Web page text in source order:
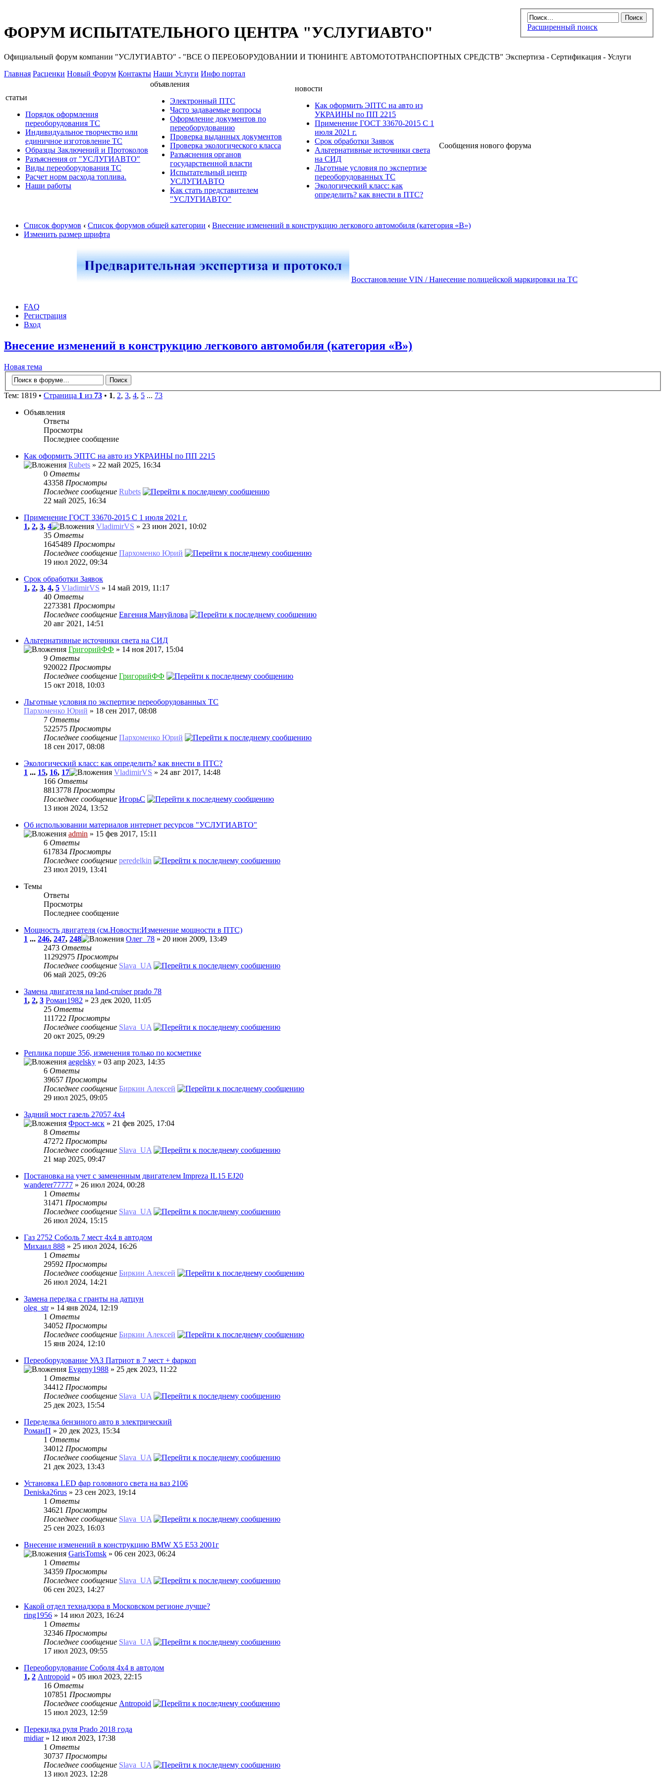
Расширенный поиск
ФОРУМ ИСПЫТАТЕЛЬНОГО ЦЕНТРА "УСЛУГИАВТО"
Официальный форум компании "УСЛУГИАВТО" - "ВСЕ О ПЕРЕОБОРУДОВАНИИ И ТЮНИНГЕ АВТОМОТОТРАНСПОРТНЫХ СРЕДСТВ" Экспертиза - Сертификация - Услуги
Главная Расценки Новый Форум Контакты Наши Услуги Инфо портал
статьи
Порядок оформления
переоборудования ТС
Индивидуальное творчество или
единичное изготовление ТС
Образцы Заключений и Протоколов
Разъяснения от "УСЛУГИАВТО"
Виды переоборудования ТС
Расчет норм расхода топлива.
Наши работы
объявления
Электронный ПТС
Часто задаваемые вопросы
Оформление документов по
переоборудованию
Проверка выданных документов
Проверка экологического класса
Разъяснения органов
государственной власти
Испытательный центр
УСЛУГИАВТО
Как стать представителем
"УСЛУГИАВТО"
новости
Как оформить ЭПТС на авто из
УКРАИНЫ по ПП 2215
Применение ГОСТ 33670-2015 С 1
июля 2021 г.
Срок обработки Заявок
Альтернативные источники света
на СИД
Льготные условия по экспертизе
переоборудованных ТС
Экологический класс: как
определить? как внести в ПТС?
Сообщения нового форума
Список форумов ‹ Список форумов общей категории ‹ Внесение изменений в конструкцию легкового автомобиля (категория «В»)
Изменить размер шрифта
Восстановление VIN / Нанесение полицейской маркировки на ТС
FAQ
Регистрация
Вход
Внесение изменений в конструкцию легкового автомобиля (категория «В»)
Новая тема
Тем: 1819 • Страница 1 из 73 • 1, 2, 3, 4, 5 ... 73
Объявления
Ответы
Просмотры
Последнее сообщение
Как оформить ЭПТС на авто из УКРАИНЫ по ПП 2215
Rubets » 22 май 2025, 16:34
0 Ответы
43358 Просмотры
Последнее сообщение Rubets
22 май 2025, 16:34
Применение ГОСТ 33670-2015 С 1 июля 2021 г.
1, 2, 3, 4 VladimirVS » 23 июн 2021, 10:02
35 Ответы
1645489 Просмотры
Последнее сообщение Пархоменко Юрий
19 июл 2022, 09:34
Срок обработки Заявок
1, 2, 3, 4, 5 VladimirVS » 14 май 2019, 11:17
40 Ответы
2273381 Просмотры
Последнее сообщение Евгения Мануйлова
20 авг 2021, 14:51
Альтернативные источники света на СИД
ГригорийФФ » 14 ноя 2017, 15:04
9 Ответы
920022 Просмотры
Последнее сообщение ГригорийФФ
15 окт 2018, 10:03
Льготные условия по экспертизе переоборудованных ТС
Пархоменко Юрий » 18 сен 2017, 08:08
7 Ответы
522575 Просмотры
Последнее сообщение Пархоменко Юрий
18 сен 2017, 08:08
Экологический класс: как определить? как внести в ПТС?
1 ... 15, 16, 17 VladimirVS » 24 авг 2017, 14:48
166 Ответы
8813778 Просмотры
Последнее сообщение ИгорьC
13 июн 2024, 13:52
Об использовании материалов интернет ресурсов "УСЛУГИАВТО"
admin » 15 фев 2017, 15:11
6 Ответы
617834 Просмотры
Последнее сообщение peredelkin
23 июл 2019, 13:41
Темы
Ответы
Просмотры
Последнее сообщение
Мощность двигателя (см.Новости:Изменение мощности в ПТС)
1 ... 246, 247, 248 Олег_78 » 20 июн 2009, 13:49
2473 Ответы
11292975 Просмотры
Последнее сообщение Slava_UA
06 май 2025, 09:26
Замена двигателя на land-cruiser prado 78
1, 2, 3 Роман1982 » 23 дек 2020, 11:05
25 Ответы
111722 Просмотры
Последнее сообщение Slava_UA
20 окт 2025, 09:29
Реплика порше 356, изменения только по косметике
aegelsky » 03 апр 2023, 14:35
6 Ответы
39657 Просмотры
Последнее сообщение Биркин Алексей
29 июл 2025, 09:05
Задний мост газель 27057 4х4
Фрост-мск » 21 фев 2025, 17:04
8 Ответы
47272 Просмотры
Последнее сообщение Slava_UA
21 мар 2025, 09:47
Постановка на учет с замененным двигателем Impreza IL15 EJ20
wanderer77777 » 26 июл 2024, 00:28
1 Ответы
31471 Просмотры
Последнее сообщение Slava_UA
26 июл 2024, 15:15
Газ 2752 Соболь 7 мест 4х4 в автодом
Михаил 888 » 25 июл 2024, 16:26
1 Ответы
29592 Просмотры
Последнее сообщение Биркин Алексей
26 июл 2024, 14:21
Замена передка с гранты на датцун
oleg_str» 14 янв 2024, 12:19
1 Ответы
34052 Просмотры
Последнее сообщение Биркин Алексей
15 янв 2024, 12:10
Переоборудование УАЗ Патриот в 7 мест + фаркоп
Evgeny1988 » 25 дек 2023, 11:22
1 Ответы
34412 Просмотры
Последнее сообщение Slava_UA
25 дек 2023, 15:54
Переделка бензиного авто в электрический
РоманП » 20 дек 2023, 15:34
1 Ответы
34012 Просмотры
Последнее сообщение Slava_UA
21 дек 2023, 13:43
Установка LED фар головного света на ваз 2106
Deniska26rus » 23 сен 2023, 19:14
1 Ответы
34621 Просмотры
Последнее сообщение Slava_UA
25 сен 2023, 16:03
Внесение изменений в конструкцию BMW X5 E53 2001г
GarisTomsk » 06 сен 2023, 06:24
1 Ответы
34359 Просмотры
Последнее сообщение Slava_UA
06 сен 2023, 14:27
Какой отдел технадзора в Московском регионе лучше?
ring1956 » 14 июл 2023, 16:24
1 Ответы
32346 Просмотры
Последнее сообщение Slava_UA
17 июл 2023, 09:55
Переоборудование Соболя 4х4 в автодом
1, 2 Antropoid » 05 июл 2023, 22:15
16 Ответы
107851 Просмотры
Последнее сообщение Antropoid
15 июл 2023, 12:59
Перекидка руля Prado 2018 года
midiar» 12 июл 2023, 17:38
1 Ответы
30737 Просмотры
Последнее сообщение Slava_UA
13 июл 2023, 12:28